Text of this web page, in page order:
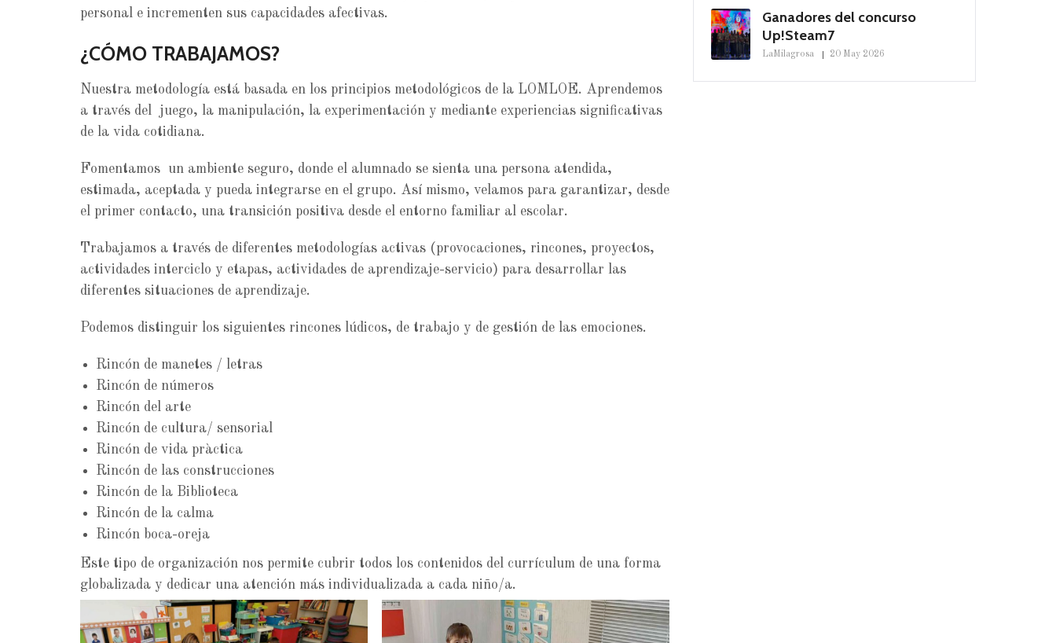
personal e incrementen sus capacidades afectivas.
¿CÓMO TRABAJAMOS?
Nuestra metodología está basada en los principios metodológicos de la LOMLOE. Aprendemos
a través del juego, la manipulación, la experimentación y mediante experiencias significativas
de la vida cotidiana.
Fomentamos un ambiente seguro, donde el alumnado se sienta una persona atendida,
estimada, aceptada y pueda integrarse en el grupo. Así mismo, velamos para garantizar, desde
el primer contacto, una transición positiva desde el entorno familiar al escolar.
Trabajamos a través de diferentes metodologías activas (provocaciones, rincones, proyectos,
actividades interciclo y etapas, actividades de aprendizaje-servicio) para desarrollar las
diferentes situaciones de aprendizaje.
Podemos distinguir los siguientes rincones lúdicos, de trabajo y de gestión de las emociones.
Rincón de manetes / letras
Rincón de números
Rincón del arte
Rincón de cultura/ sensorial
Rincón de vida pràctica
Rincón de las construcciones
Rincón de la Biblioteca
Rincón de la calma
Rincón boca-oreja
Este tipo de organización nos permite cubrir todos los contenidos del currículum de una forma
globalizada y dedicar una atención más individualizada a cada niño/a.
Ganadores del concurso
Up!Steam7
LaMilagrosa 20 May 2026